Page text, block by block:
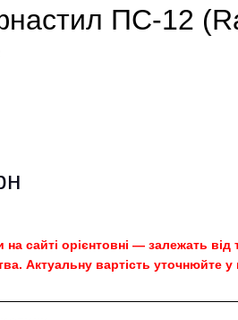
ПС-12
на сайті орієнтовні — залежать
Актуальну вартість уточнюйте